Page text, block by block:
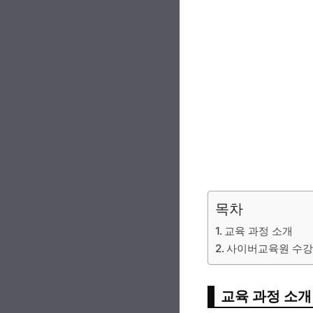
목차
교육 과정 소개
사이버교육원 수
교육 과정 소개